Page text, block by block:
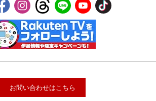
お問い合わせはこちら